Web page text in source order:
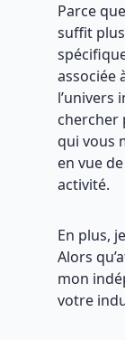
Parce
suffit
associée
l’univers
chercher
qui vous
en vue
activité.
En plus,
Alors
mon
votre